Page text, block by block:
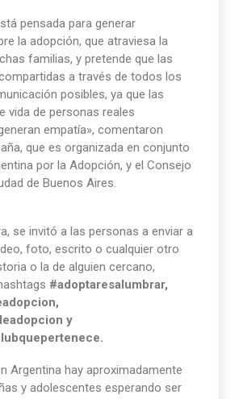
pensada para generar
la adopción, que atraviesa la
familias, y pretende que las
a través de todos los
posibles, ya que las
vida de personas reales
empatía», comentaron
que es organizada en conjunto
por la Adopción, y el Consejo
de Buenos Aires.
se invitó a las personas a enviar a
foto, escrito o cualquier otro
o la de alguien cercano,
#adoptaresalumbrar,
y
Argentina hay aproximadamente
y adolescentes esperando ser